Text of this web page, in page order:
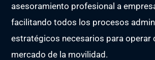
asesoramiento profesional a
facilitando todos los procesos
estratégicos necesarios para operar
mercado de la movilidad.